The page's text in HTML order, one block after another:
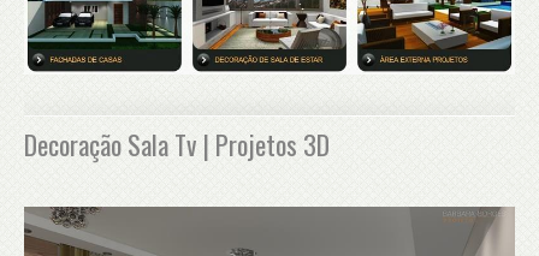
Decoração Sala Tv | Projetos 3D